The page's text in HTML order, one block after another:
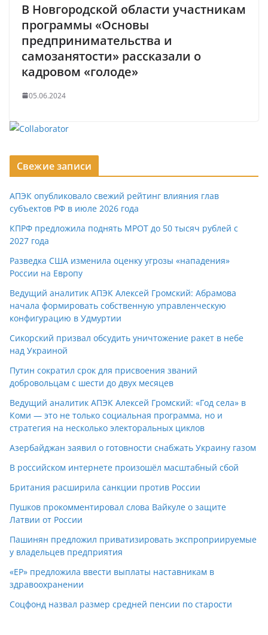
В Новгородской области участникам
программы «Основы
предпринимательства и
самозанятости» рассказали о
кадровом «голоде»
05.06.2024
Свежие записи
АПЭК опубликовало свежий рейтинг влияния глав
субъектов РФ в июле 2026 года
КПРФ предложила поднять МРОТ до 50 тысяч рублей с
2027 года
Разведка США изменила оценку угрозы «нападения»
России на Европу
Ведущий аналитик АПЭК Алексей Громский: Абрамова
начала формировать собственную управленческую
конфигурацию в Удмуртии
Сикорский призвал обсудить уничтожение ракет в небе
над Украиной
Путин сократил срок для присвоения званий
добровольцам с шести до двух месяцев
Ведущий аналитик АПЭК Алексей Громский: «Год села» в
Коми — это не только социальная программа, но и
стратегия на несколько электоральных циклов
Азербайджан заявил о готовности снабжать Украину газом
В российском интернете произошёл масштабный сбой
Британия расширила санкции против России
Пушков прокомментировал слова Вайкуле о защите
Латвии от России
Пашинян предложил приватизировать экспроприируемые
у владельцев предприятия
«ЕР» предложила ввести выплаты наставникам в
здравоохранении
Соцфонд назвал размер средней пенсии по старости